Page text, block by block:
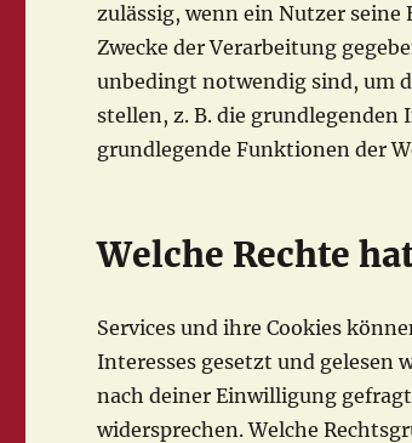
zulässig, wenn ein Nutzer
Zwecke der Verarbeitung
unbedingt notwendig sind, um
stellen, z. B. die grundlegenden
grundlegende Funktionen der
Welche Rechte
Services und ihre Cookies
Interesses gesetzt und gelesen
nach deiner Einwilligung
widersprechen. Welche